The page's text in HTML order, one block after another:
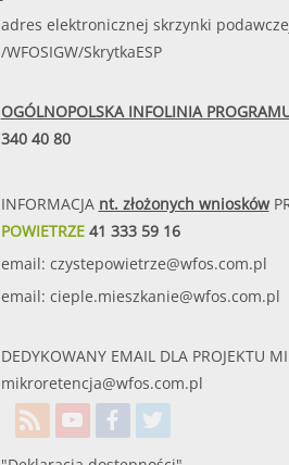
adres elektronicznej skrzynki
/WFOSIGW/SkrytkaESP
OGÓLNOPOLSKA INFOLINIA
340 40 80
INFORMACJA nt. złożonych wniosków
POWIETRZE41 333 59 16
email: czystepowietrze@wfos.com.pl
email: cieple.mieszkanie@wfos.com.pl
DEDYKOWANY EMAIL DLA PROJEKTU
mikroretencja@wfos.com.pl